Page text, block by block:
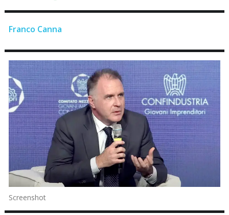
Franco Canna
Screenshot